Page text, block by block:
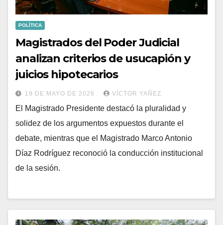
POLÍTICA
Magistrados del Poder Judicial
analizan criterios de usucapión y
juicios hipotecarios
19 DE MAYO DE 2026 VÍCTOR YAÑEZ
El Magistrado Presidente destacó la pluralidad y
solidez de los argumentos expuestos durante el
debate, mientras que el Magistrado Marco Antonio
Díaz Rodríguez reconoció la conducción institucional
de la sesión.